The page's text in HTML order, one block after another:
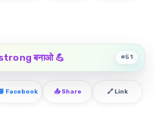
बनाओ 💪 #51
Facebook 📤 Share 🔗 Link